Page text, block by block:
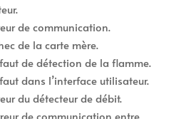
de communication.
de la carte mère.
de détection de la flamme.
dans l’interface utilisateur.
du détecteur de débit.
de communication entre